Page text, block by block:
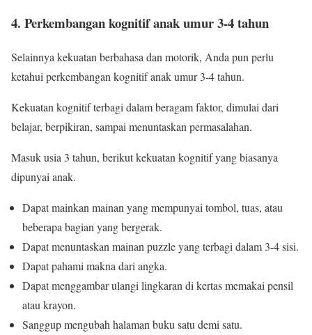
4. Perkembangan kognitif anak umur 3-4 tahun
Selainnya kekuatan berbahasa dan motorik, Anda pun perlu
ketahui perkembangan kognitif anak umur 3-4 tahun.
Kekuatan kognitif terbagi dalam beragam faktor, dimulai dari
belajar, berpikiran, sampai menuntaskan permasalahan.
Masuk usia 3 tahun, berikut kekuatan kognitif yang biasanya
dipunyai anak.
Dapat mainkan mainan yang mempunyai tombol, tuas, atau
beberapa bagian yang bergerak.
Dapat menuntaskan mainan puzzle yang terbagi dalam 3-4 sisi.
Dapat pahami makna dari angka.
Dapat menggambar ulangi lingkaran di kertas memakai pensil
atau krayon.
Sanggup mengubah halaman buku satu demi satu.